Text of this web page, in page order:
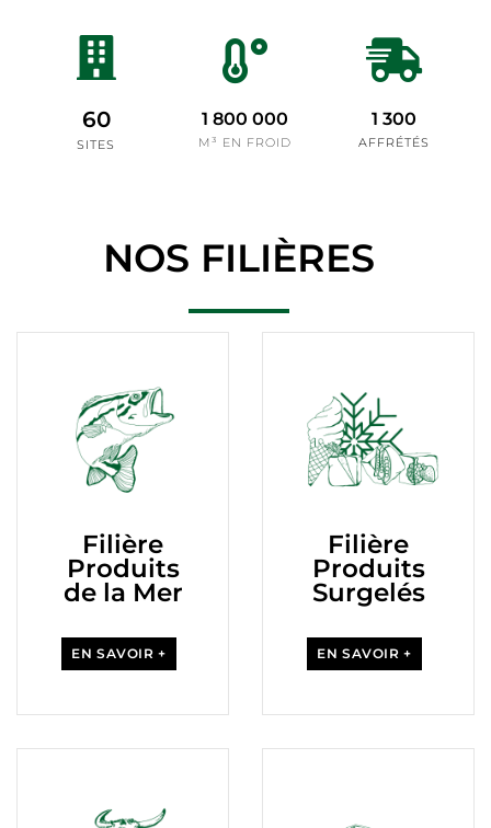
SITES
60
M³ EN FROID
1 800 000
AFFRÉTÉS
1 300
NOS FILIÈRES
Filière
Produits
de la Mer
EN SAVOIR +
Filière
Produits
Surgelés
EN SAVOIR +